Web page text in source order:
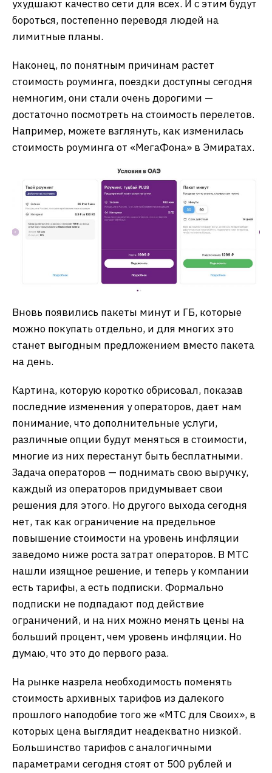
ухудшают качество сети для всех. И с этим будут
бороться, постепенно переводя людей на
лимитные планы.
Наконец, по понятным причинам растет
стоимость роуминга, поездки доступны сегодня
немногим, они стали очень дорогими —
достаточно посмотреть на стоимость перелетов.
Например, можете взглянуть, как изменилась
стоимость роуминга от «МегаФона» в Эмиратах.
Вновь появились пакеты минут и ГБ, которые
можно покупать отдельно, и для многих это
станет выгодным предложением вместо пакета
на день.
Картина, которую коротко обрисовал, показав
последние изменения у операторов, дает нам
понимание, что дополнительные услуги,
различные опции будут меняться в стоимости,
многие из них перестанут быть бесплатными.
Задача операторов — поднимать свою выручку,
каждый из операторов придумывает свои
решения для этого. Но другого выхода сегодня
нет, так как ограничение на предельное
повышение стоимости на уровень инфляции
заведомо ниже роста затрат операторов. В МТС
нашли изящное решение, и теперь у компании
есть тарифы, а есть подписки. Формально
подписки не подпадают под действие
ограничений, и на них можно менять цены на
больший процент, чем уровень инфляции. Но
думаю, что это до первого раза.
На рынке назрела необходимость поменять
стоимость архивных тарифов из далекого
прошлого наподобие того же «МТС для Своих», в
которых цена выглядит неадекватно низкой.
Большинство тарифов с аналогичными
параметрами сегодня стоят от 500 рублей и